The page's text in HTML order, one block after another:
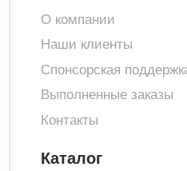
О компании
Наши клиенты
Спонсорская
Выполненные заказы
Контакты
Каталог